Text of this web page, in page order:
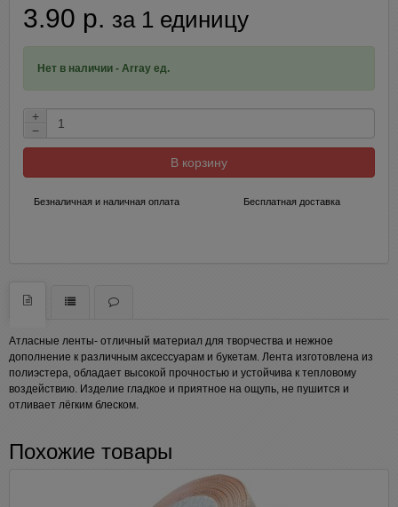
3.90 р. за 1 единицу
Нет в наличии - Array ед.
+
−
В корзину
Безналичная и наличная оплата Бесплатная доставка
Атласные ленты- отличный материал для творчества и нежное
дополнение к различным аксессуарам и букетам. Лента изготовлена из
полиэстера, обладает высокой прочностью и устойчива к тепловому
воздействию. Изделие гладкое и приятное на ощупь, не пушится и
отливает лёгким блеском.
Похожие товары